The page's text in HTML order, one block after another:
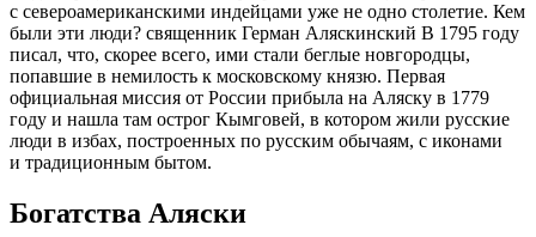
с североамериканскими индейцами уже не одно столетие. Кем
были эти люди? священник Герман Аляскинский В 1795 году
писал, что, скорее всего, ими стали беглые новгородцы,
попавшие в немилость к московскому князю. Первая
официальная миссия от России прибыла на Аляску в 1779
году и нашла там острог Кымговей, в котором жили русские
люди в избах, построенных по русским обычаям, с иконами
и традиционным бытом.
Богатства Аляски